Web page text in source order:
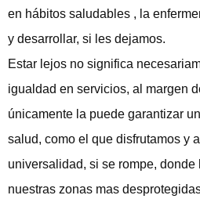
en hábitos saludables , la
y desarrollar, si les dejamos.
Estar lejos no significa
igualdad en servicios, al margen
únicamente la puede garantizar
salud, como el que disfrutamos y
universalidad, si se rompe, donde
nuestras zonas mas